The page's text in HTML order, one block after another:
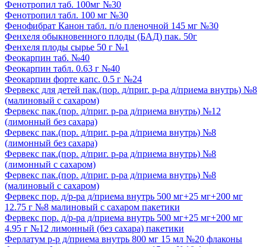
Фенотропил таб. 100мг №30
Фенотропил табл. 100 мг №30
Фенофибрат Канон табл. п/о пленочной 145 мг №30
Фенхеля обыкновенного плоды (БАД) пак. 50г
Фенхеля плоды сырье 50 г №1
Феокарпин таб. №40
Феокарпин табл. 0.63 г №40
Феокарпин форте капс. 0.5 г №24
Фервекс для детей пак.(пор. д/приг. р-ра д/приема внутрь) №8
(малиновый с сахаром)
Фервекс пак.(пор. д/приг. р-ра д/приема внутрь) №12
(лимонный без сахара)
Фервекс пак.(пор. д/приг. р-ра д/приема внутрь) №8
(лимонный без сахара)
Фервекс пак.(пор. д/приг. р-ра д/приема внутрь) №8
(лимонный с сахаром)
Фервекс пак.(пор. д/приг. р-ра д/приема внутрь) №8
(малиновый с сахаром)
Фервекс пор. д/р-ра д/приема внутрь 500 мг+25 мг+200 мг
12.75 г №8 малиновый с сахаром пакетики
Фервекс пор. д/р-ра д/приема внутрь 500 мг+25 мг+200 мг
4.95 г №12 лимонный (без сахара) пакетики
Ферлатум р-р д/приема внутрь 800 мг 15 мл №20 флаконы